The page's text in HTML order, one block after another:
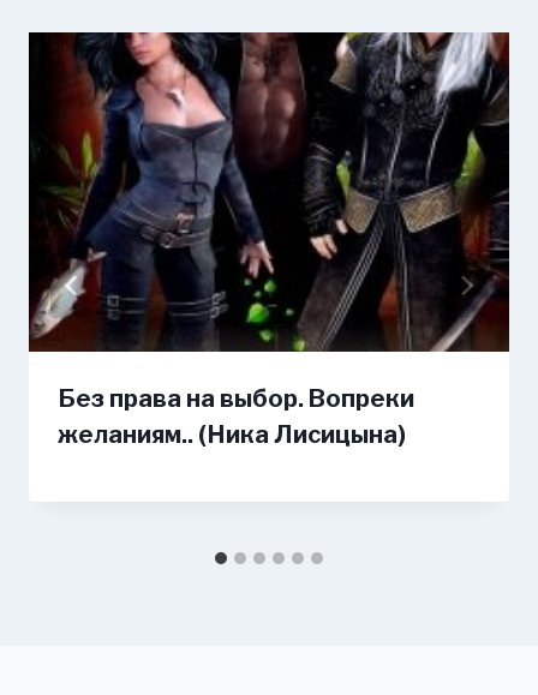
Без права на выбор. Вопреки
желаниям.. (Ника Лисицына)